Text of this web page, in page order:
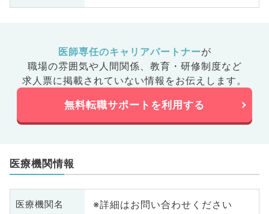
医師専任のキャリアパートナーが
職場の雰囲気や人間関係、 教育・研修制度など
求人票に掲載されていない情報をお伝えします。
無料転職サポートを利用する
医療機関情報
医療機関名 ※詳細はお問い合わせください